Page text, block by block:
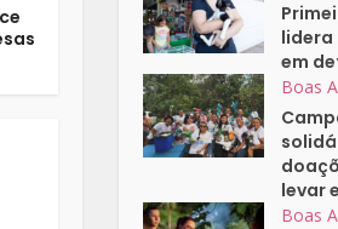
lidera
em
Boas
levar
Boas